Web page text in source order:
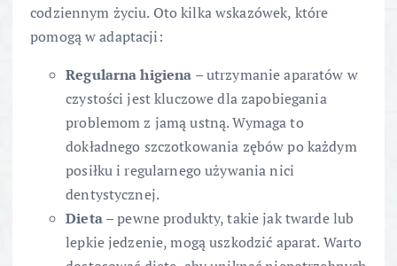
codziennym życiu. Oto kilka wskazówek, które
pomogą w adaptacji:
Regularna higiena – utrzymanie aparatów w
czystości jest kluczowe dla zapobiegania
problemom z jamą ustną. Wymaga to
dokładnego szczotkowania zębów po każdym
posiłku i regularnego używania nici
dentystycznej.
Dieta– pewne produkty, takie jak twarde lub
lepkie jedzenie, mogą uszkodzić aparat. Warto